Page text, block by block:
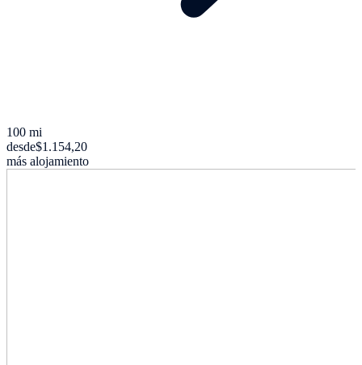
100 mi
desde$1.154,20
más alojamiento